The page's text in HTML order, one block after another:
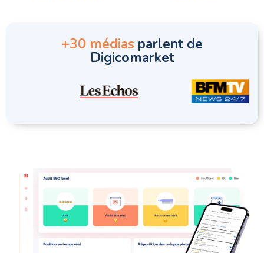
+30 médias parlent de
Digicomarket